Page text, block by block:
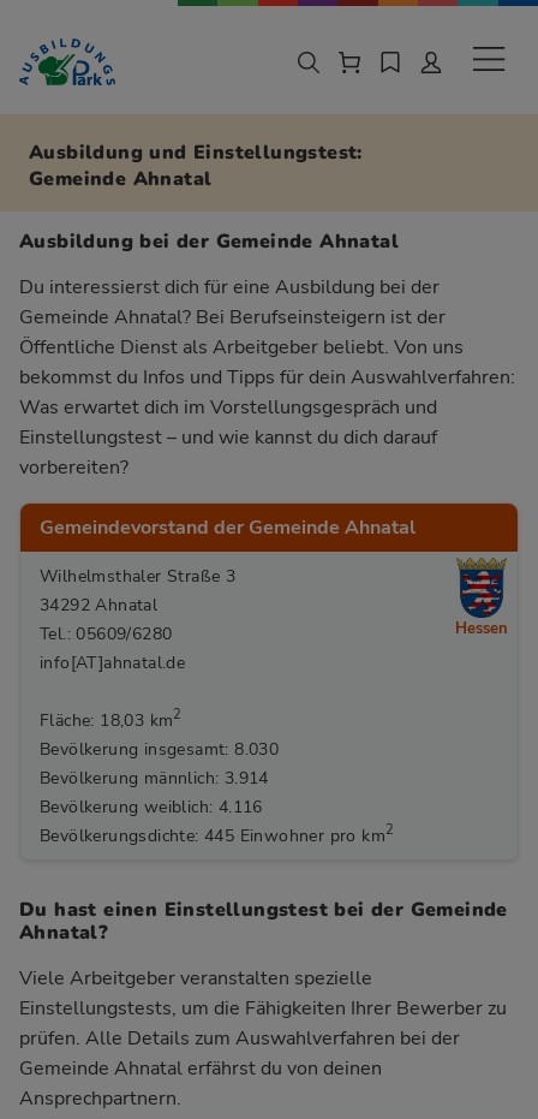
Zur Navigation springen
Zu den Hauptinhalten springen
Ausbildung und Einstellungstest:
Gemeinde Ahnatal
Ausbildung bei der Gemeinde Ahnatal
Du interessierst dich für eine Ausbildung bei der
Gemeinde Ahnatal? Bei Berufseinsteigern ist der
Öffentliche Dienst als Arbeitgeber beliebt. Von uns
bekommst du Infos und Tipps für dein Auswahlverfahren:
Was erwartet dich im Vorstellungsgespräch und
Einstellungstest – und wie kannst du dich darauf
vorbereiten?
Gemeindevorstand der Gemeinde Ahnatal
Wilhelmsthaler Straße 3
34292 Ahnatal
Tel.: 05609/6280
info[AT]ahnatal.de
Fläche: 18,03 km2
Bevölkerung insgesamt: 8.030
Bevölkerung männlich: 3.914
Bevölkerung weiblich: 4.116
Bevölkerungsdichte: 445 Einwohner pro km2
Hessen
Du hast einen Einstellungstest bei der Gemeinde
Ahnatal?
Viele Arbeitgeber veranstalten spezielle
Einstellungstests, um die Fähigkeiten Ihrer Bewerber zu
prüfen. Alle Details zum Auswahlverfahren bei der
Gemeinde Ahnatalerfährst du von deinen
Ansprechpartnern.